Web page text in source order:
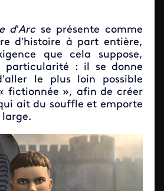
d’Arcse présente comme
d’histoire à part entière,
que cela suppose,
particularité : il se donne
le plus loin possible
fictionnée », afin de créer
ait du souffle et emporte